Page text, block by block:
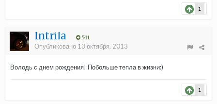
1
Intrila 511
Опубликовано 13 октября, 2013
Володь с днем рождения! Побольше тепла в жизни:)
1